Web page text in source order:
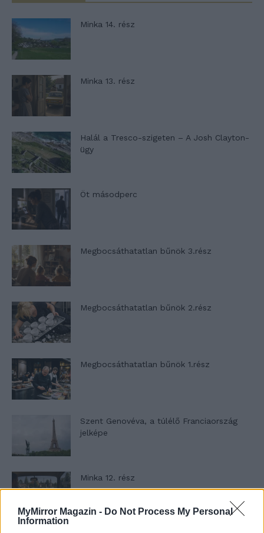
MyMirror Magazin - Do Not Process My Personal
Information
Minka 14. rész
Minka 13. rész
Halál a Tresco-szigeten – A Josh Clayton-
ügy
Öt másodperc
Megbocsáthatatlan bűnök 3.rész
Megbocsáthatatlan bűnök 2.rész
Megbocsáthatatlan bűnök 1.rész
Szent Genovéva, a túlélő Franciaország
jelképe
Minka 12. rész